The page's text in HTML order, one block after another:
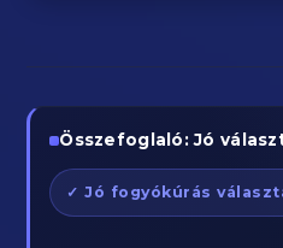
Összefoglaló: Jó
✓ Jó fogyókúrás